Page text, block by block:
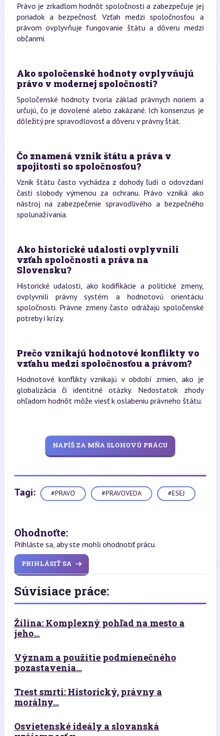
Právo je zrkadlom hodnôt spoločnosti a zabezpečuje jej
poriadok a bezpečnosť. Vzťah medzi spoločnosťou a
právom ovplyvňuje fungovanie štátu a dôveru medzi
občanmi.
Ako spoločenské hodnoty ovplyvňujú
právo v modernej spoločnosti?
Spoločenské hodnoty tvoria základ právnych noriem a
určujú, čo je dovolené alebo zakázané. Ich konsenzus je
dôležitý pre spravodlovosť a dôveru v právny štát.
Čo znamená vznik štátu a práva v
spojitosti so spoločnosťou?
Vznik štátu často vychádza z dohody ľudí o odovzdaní
časti slobody výmenou za ochranu. Právo vzniká ako
nástroj na zabezpečenie spravodlivého a bezpečného
spolunažívania.
Ako historické udalosti ovplyvnili
vzťah spoločnosti a práva na
Slovensku?
Historické udalosti, ako kodifikácie a politické zmeny,
ovplyvnili právny systém a hodnotovú orientáciu
spoločnosti. Právne zmeny často odrážajú spoločenské
potreby i krízy.
Prečo vznikajú hodnotové konflikty vo
vzťahu medzi spoločnosťou a právom?
Hodnotové konflikty vznikajú v období zmien, ako je
globalizácia či identitné otázky. Nedostatok zhody
ohľadom hodnôt môže viesť k oslabeniu právneho štátu.
NAPÍŠ ZA MŇA SLOHOVÚ PRÁCU
Tagi: #PRAVO #PRAVOVEDA #ESEJ
Ohodnoťte:
Prihláste sa, aby ste mohli ohodnotiť prácu.
PRIHLÁSIŤ SA
Súvisiace práce:
Žilina: Komplexný pohľad na mesto a
jeho...
Význam a použitie podmienečného
pozastavenia...
Trest smrti: Historický, právny a
morálny...
Osvietenské ideály a slovanská